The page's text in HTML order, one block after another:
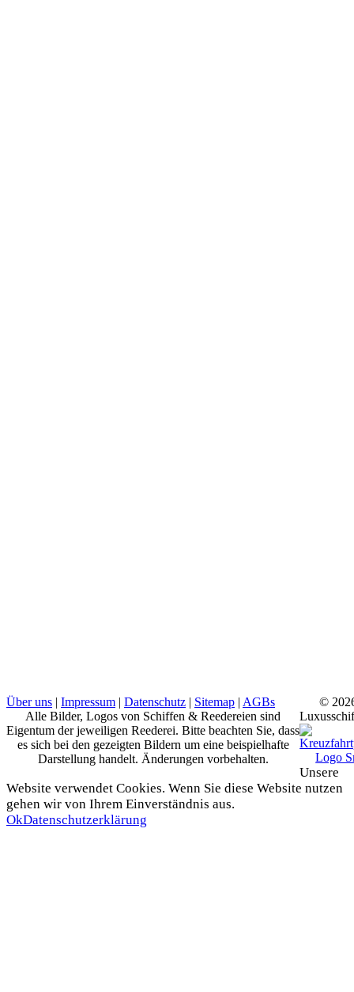
Über uns | Impressum | Datenschutz | Sitemap | AGBs
Alle Bilder, Logos von Schiffen & Reedereien sind
Eigentum der jeweiligen Reederei. Bitte beachten Sie, dass
es sich bei den gezeigten Bildern um eine beispielhafte
Darstellung handelt. Änderungen vorbehalten.
©
Unsere
Website verwendet Cookies. Wenn Sie diese Website nutzen
gehen wir von Ihrem Einverständnis aus.
OkDatenschutzerklärung